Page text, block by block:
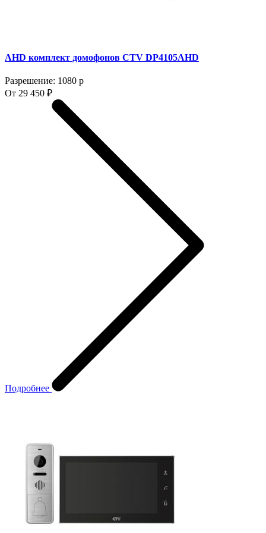
AHD комплект домофонов CTV DP4105AHD
Разрешение: 1080 p
От 29 450 ₽
Подробнее